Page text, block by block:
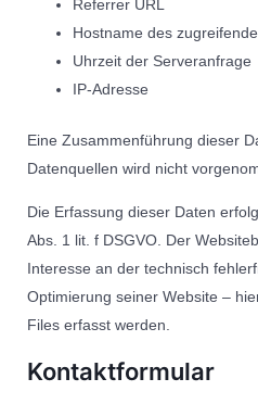
Referrer URL
Hostname des
Uhrzeit der Serveranfrage
IP-Adresse
Eine Zusammenführung dieser
Datenquellen wird nicht
Die Erfassung dieser Daten
Abs. 1 lit. f DSGVO. Der
Interesse an der technisch
Optimierung seiner Website –
Files erfasst werden.
Kontaktformular